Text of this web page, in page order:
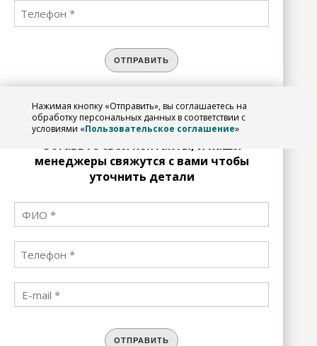
ОТПРАВИТЬ
Нажимая кнопку «Отправить», вы соглашаетесь на
обработку персональных данных в соответствии с
условиями «Пользовательское соглашение»
ЗАРЕГИСТРИРОВАТЬСЯ
Оставьте свои контакты, и наши
менеджеры свяжутся с вами чтобы
уточнить детали
ОТПРАВИТЬ